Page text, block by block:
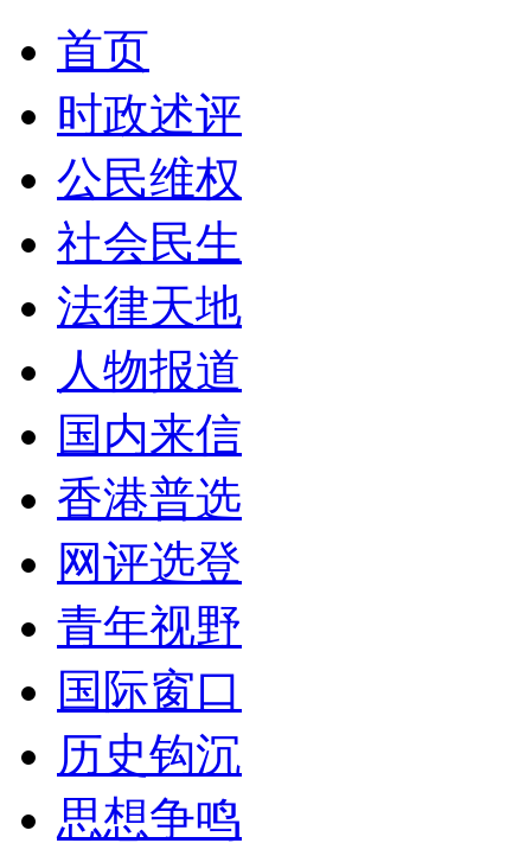
首页
时政述评
公民维权
社会民生
法律天地
人物报道
国内来信
香港普选
网评选登
青年视野
国际窗口
历史钩沉
思想争鸣